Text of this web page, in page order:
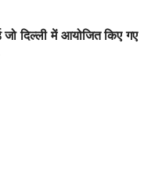
दिल्ली में आयोजित किए गए